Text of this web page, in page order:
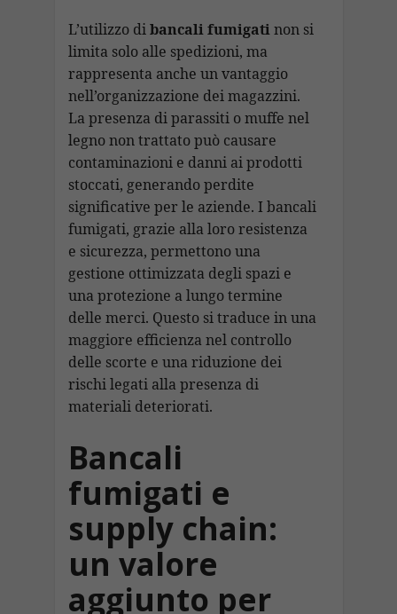
L’utilizzo dibancali fumigatinon si
limita solo alle spedizioni, ma
rappresenta anche un vantaggio
nell’organizzazione dei magazzini.
La presenza di parassiti o muffe nel
legno non trattato può causare
contaminazioni e danni ai prodotti
stoccati, generando perdite
significative per le aziende. I bancali
fumigati, grazie alla loro resistenza
e sicurezza, permettono una
gestione ottimizzata degli spazi e
una protezione a lungo termine
delle merci. Questo si traduce in una
maggiore efficienza nel controllo
delle scorte e una riduzione dei
rischi legati alla presenza di
materiali deteriorati.
Bancali
fumigati e
supply chain:
un valore
aggiunto per